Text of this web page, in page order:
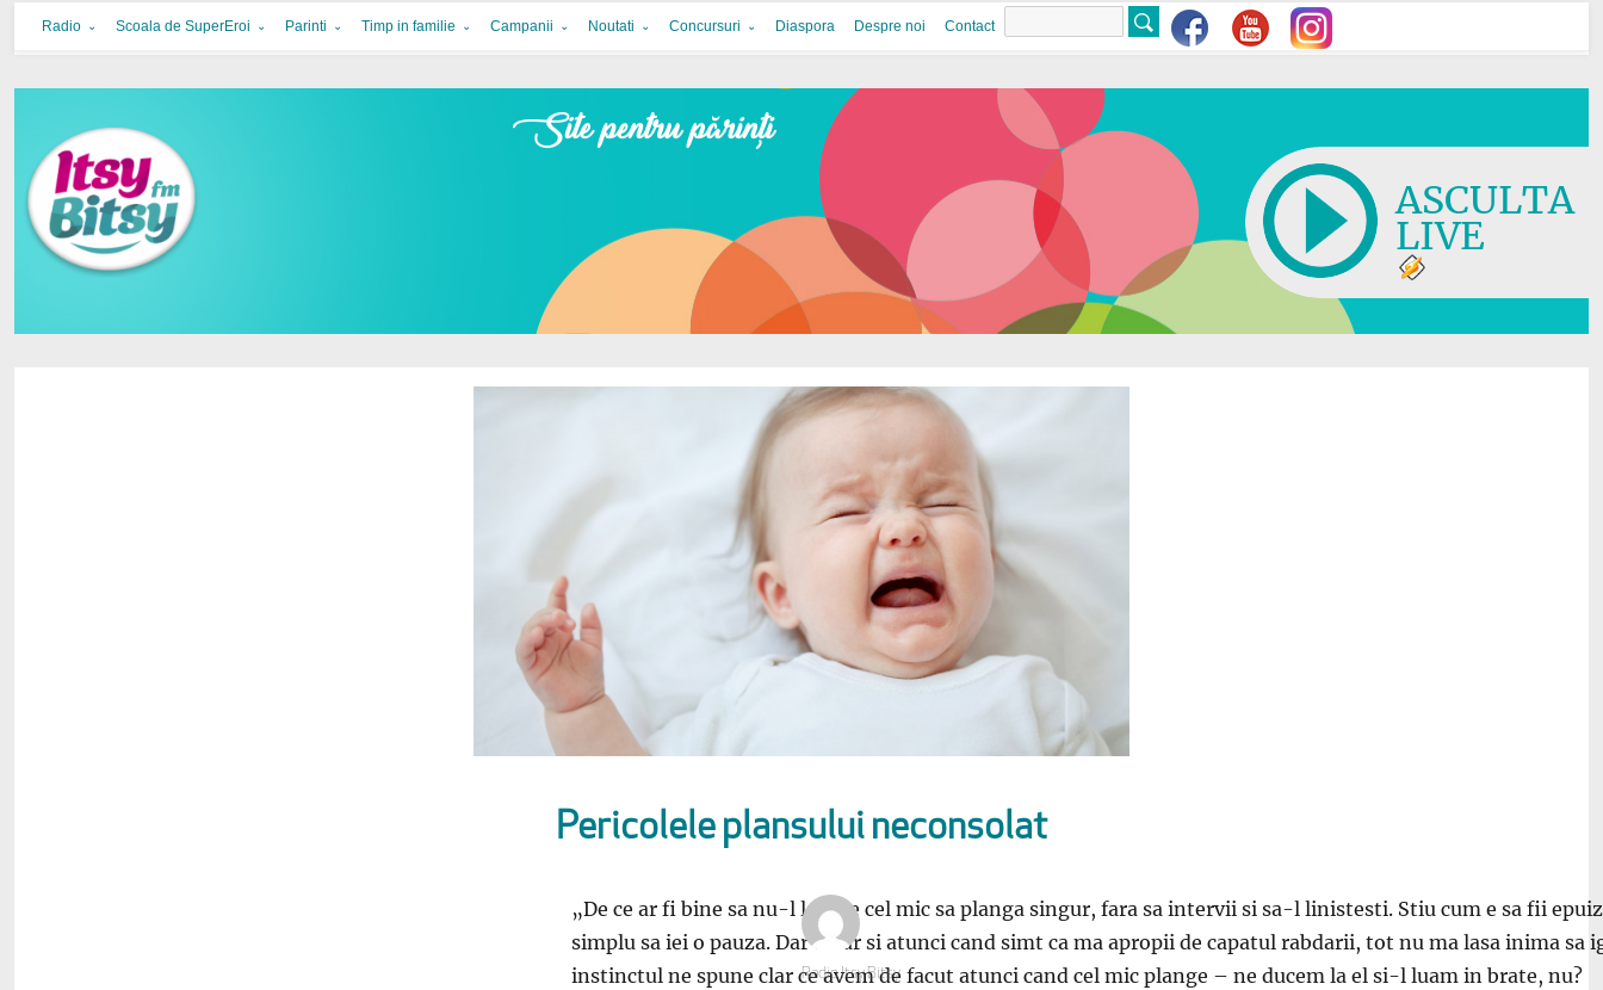
Itsy Bitsy
bucurie in familie
Radio Scoala de SuperEroi Parinti Timp in familie Campanii Noutati Concursuri Diaspora Despre noi Contact
ASCULTA
LIVE
Pericolele plansului neconsolat
„De ce ar fi bine sa nu-l lasi pe cel mic sa planga singur, fara sa intervii si sa-l linistesti. Stiu cum e sa fii
simplu sa iei o pauza. Dar chiar si atunci cand simt ca ma apropii de capatul rabdarii, tot nu ma lasa inima sa
instinctul ne spune clar ce avem de facut atunci cand cel mic plange – ne ducem la el si-l luam in brate, nu?
Autor
Radio Itsy Bitsy